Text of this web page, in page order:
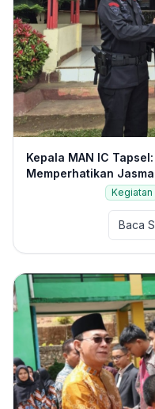
Kepala MAN IC
Memperhatikan
Kegiatan
Baca